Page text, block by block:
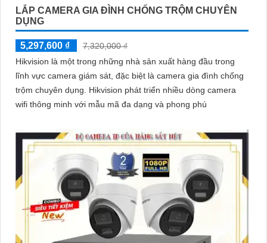
LẮP CAMERA GIA ĐÌNH CHỐNG TRỘM CHUYÊN
DỤNG
5,297,600 ₫
7,320,000 ₫
Hikvision là một trong những nhà sản xuất hàng đầu trong
lĩnh vực camera giám sát, đặc biệt là camera gia đình chống
trộm chuyên dụng. Hikvision phát triển nhiều dòng camera
wifi thông minh với mẫu mã đa dạng và phong phú